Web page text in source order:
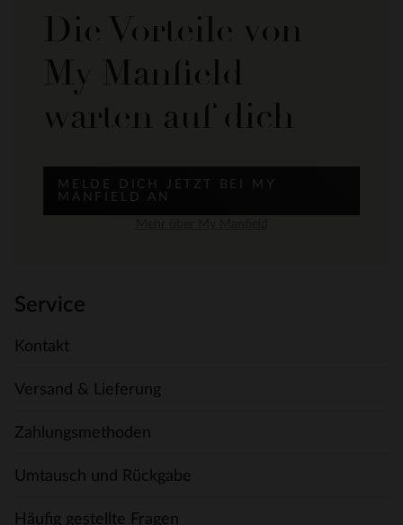
Die Vorteile von
My Manfield
warten auf dich
MELDE DICH JETZT BEI MY
MANFIELD AN
Service
Kontakt
Versand & Lieferung
Zahlungsmethoden
Umtausch und Rückgabe
Häufig gestellte Fragen